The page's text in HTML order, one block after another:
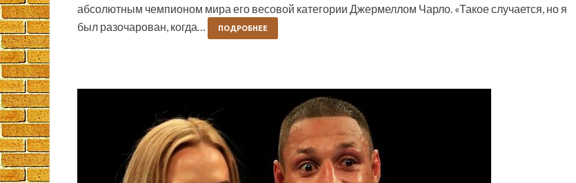
абсолютным чемпионом мира его весовой категории Джермеллом Чарло. «Такое случается, но я
был разочарован, когда…
ПОДРОБНЕЕ